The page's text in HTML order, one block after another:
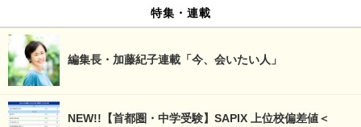
特集・連載
編集長・加藤紀子連載「今、会いたい人」
NEW!!【首都圏・中学受験】SAPIX 上位校偏差値＜